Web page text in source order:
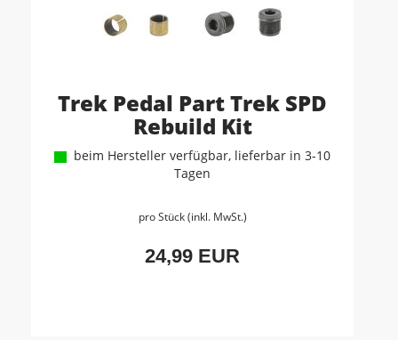
Trek Pedal Part Trek SPD
Rebuild Kit
beim Hersteller verfügbar, lieferbar in 3-10
Tagen
pro Stück (inkl. MwSt.)
24,99 EUR